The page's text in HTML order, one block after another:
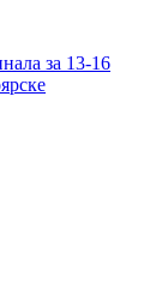
за 13-16